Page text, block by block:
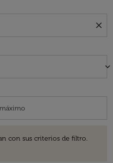
close
keyboard_arrow_down
con sus criterios de filtro.